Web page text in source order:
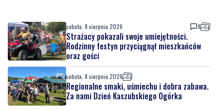
sobota, 8 sierpnia 2026 9
Strażacy pokazali swoje umiejętności.
Rodzinny festyn przyciągnął mieszkańców
oraz gości
sobota, 8 sierpnia 2026
Regionalne smaki, uśmiechu i dobra zabawa.
Za nami Dzień Kaszubskiego Ogórka